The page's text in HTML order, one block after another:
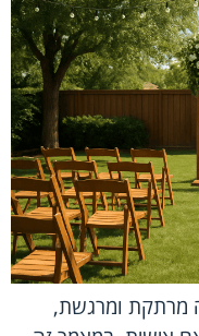
מרתקת ומרגשת,